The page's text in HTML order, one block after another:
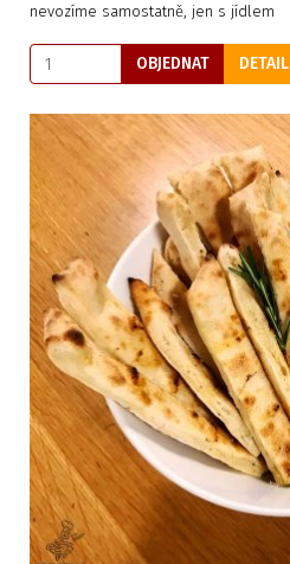
nevozíme samostatně, jen s jídlem
OBJEDNAT DETAIL